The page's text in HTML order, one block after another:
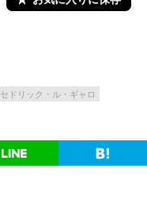
セドリック・ル・ギャロ